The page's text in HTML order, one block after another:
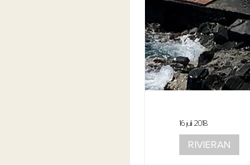
RIVIERAN
16 juli 2018